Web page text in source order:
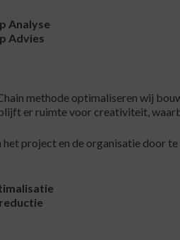
Analyse
Advies
methode optimaliseren wij
er ruimte voor creativiteit,
project en de organisatie door